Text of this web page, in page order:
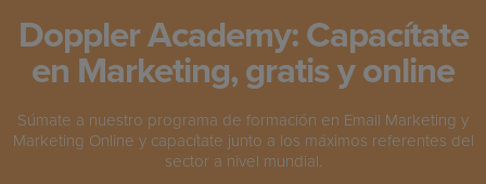
Doppler Academy: Capacítate
en Marketing, gratis y online
Súmate a nuestro programa de formación en Email Marketing y
Marketing Online y capacítate junto a los máximos referentes del
sector a nivel mundial.